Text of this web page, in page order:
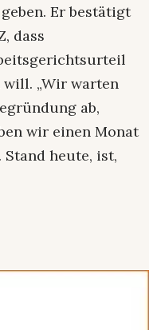
Er bestätigt
dass
will. „Wir warten
ab,
wir einen Monat
heute, ist,